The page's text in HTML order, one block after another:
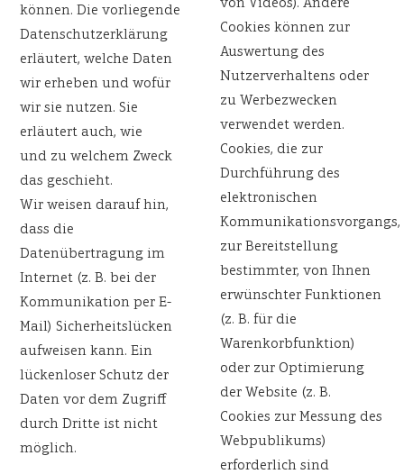
können. Die vorliegende
Datenschutzerklärung
erläutert, welche Daten
wir erheben und wofür
wir sie nutzen. Sie
erläutert auch, wie
und zu welchem Zweck
das geschieht.
Wir weisen darauf hin,
dass die
Datenübertragung im
Internet (z. B. bei der
Kommunikation per E-
Mail) Sicherheitslücken
aufweisen kann. Ein
lückenloser Schutz der
Daten vor dem Zugriff
durch Dritte ist nicht
möglich.
von Videos). Andere
Cookies können zur
Auswertung des
Nutzerverhaltens oder
zu Werbezwecken
verwendet werden.
Cookies, die zur
Durchführung des
elektronischen
Kommunikationsvorgangs,
zur Bereitstellung
bestimmter, von Ihnen
erwünschter Funktionen
(z. B. für die
Warenkorbfunktion)
oder zur Optimierung
der Website (z. B.
Cookies zur Messung des
Webpublikums)
erforderlich sind